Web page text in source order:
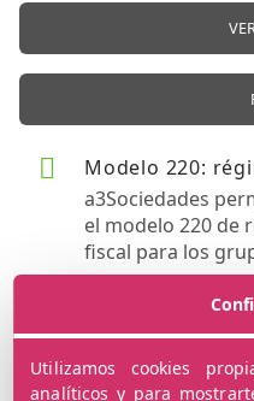
Modelo 220:
a3Sociedades
el modelo 220 de
fiscal para los
Cuentas
Genera
anuales
Utilizamos cookies
analíticos y para